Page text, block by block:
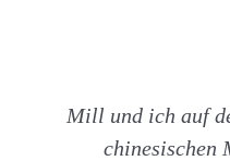
Mill und ich auf
chinesischen